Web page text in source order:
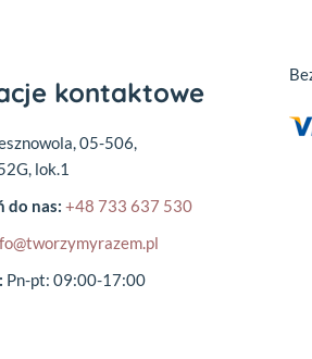
kontaktowe
05-506,
lok.1
do nas: +48 733 637 530
Pn-pt: 09:00-17:00